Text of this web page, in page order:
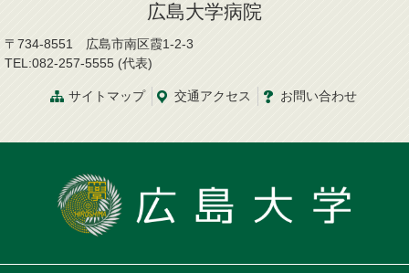
広島大学病院
〒734-8551 広島市南区霞1-2-3
TEL:082-257-5555 (代表)
サイトマップ 交通アクセス お問い合わせ